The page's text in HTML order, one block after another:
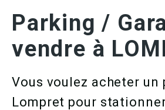
Parking /
vendre à
Vous voulez acheter un
Lompret pour